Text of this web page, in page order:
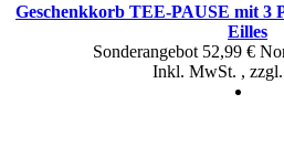
Geschenkkorb TEE-PAUSE mit 3
Eilles
Sonderangebot 52,99 €
Inkl. MwSt. , zzgl.